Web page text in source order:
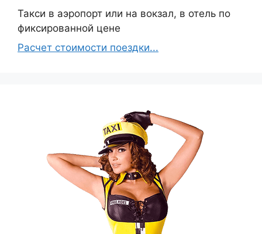
Такси в аэропорт или на вокзал, в отель по
фиксированной цене
Расчет стоимости поездки...